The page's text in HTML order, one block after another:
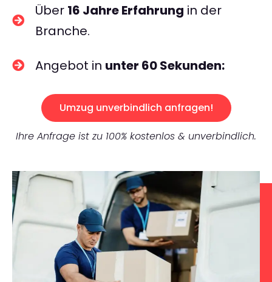
Über 16 Jahre Erfahrung in der
Branche.
Angebot in unter 60 Sekunden:
Umzug unverbindlich anfragen!
Ihre Anfrage ist zu 100% kostenlos & unverbindlich.